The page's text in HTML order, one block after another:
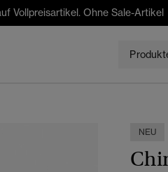
Vollpreisartikel. Ohne Sale-Artikel
NEU